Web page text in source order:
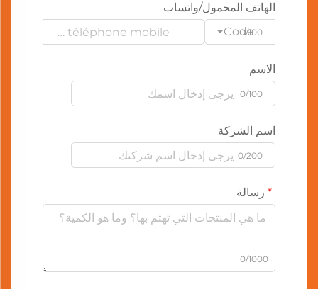
الهاتف المحمول/واتساب
Code
0/100
الاسم
0/100
اسم الشركة
0/200
رسالة
0/1000